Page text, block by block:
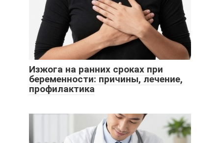
Изжога на ранних сроках при
беременности: причины, лечение,
профилактика